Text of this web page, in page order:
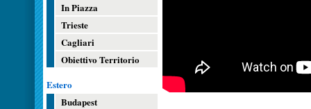
In Piazza
Trieste
Cagliari
Obiettivo Territorio
Estero
Budapest